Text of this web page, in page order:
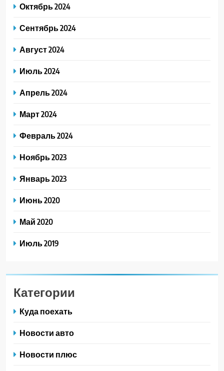
Октябрь 2024
Сентябрь 2024
Август 2024
Июль 2024
Апрель 2024
Март 2024
Февраль 2024
Ноябрь 2023
Январь 2023
Июнь 2020
Май 2020
Июль 2019
Категории
Куда поехать
Новости авто
Новости плюс